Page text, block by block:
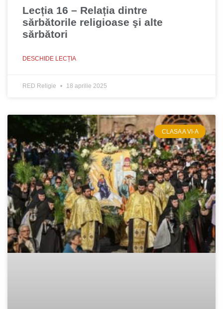
Lecția 16 – Relația dintre
sărbătorile religioase şi alte
sărbători
DESCHIDE LECȚIA
RED Religie 18 aprilie 2025
CLASA A VI-A